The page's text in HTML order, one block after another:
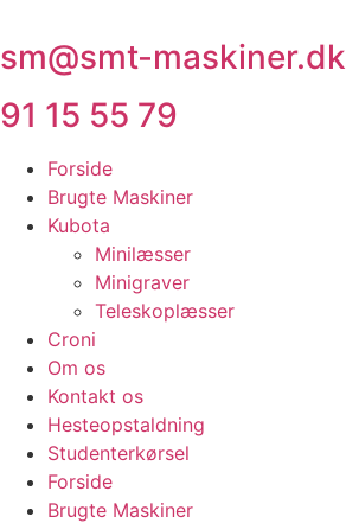
indhold
sm@smt-maskiner.dk
91 15 55 79
Forside
Brugte Maskiner
Kubota
Minilæsser
Minigraver
Teleskoplæsser
Croni
Om os
Kontakt os
Hesteopstaldning
Studenterkørsel
Forside
Brugte Maskiner